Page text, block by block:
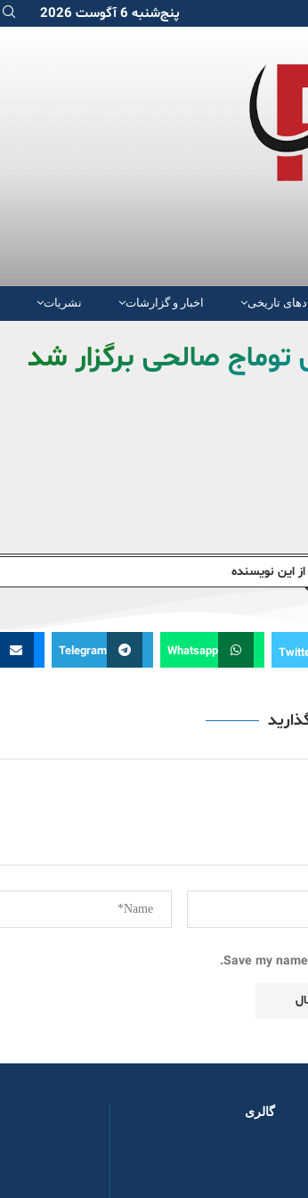
پنج‌شنبه 6 آگوست 2026
نشریات اخبار و گزارشات تاریخی
توماج صالحی برگزار شد
این نویسندە
Whatsapp
Telegram
Save my
گالری